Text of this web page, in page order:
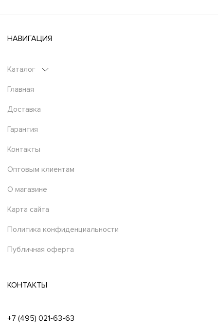
НАВИГАЦИЯ
Каталог
Главная
Доставка
Гарантия
Контакты
Оптовым клиентам
О магазине
Карта сайта
Политика конфиденциальности
Публичная оферта
КОНТАКТЫ
+7 (495) 021-63-63